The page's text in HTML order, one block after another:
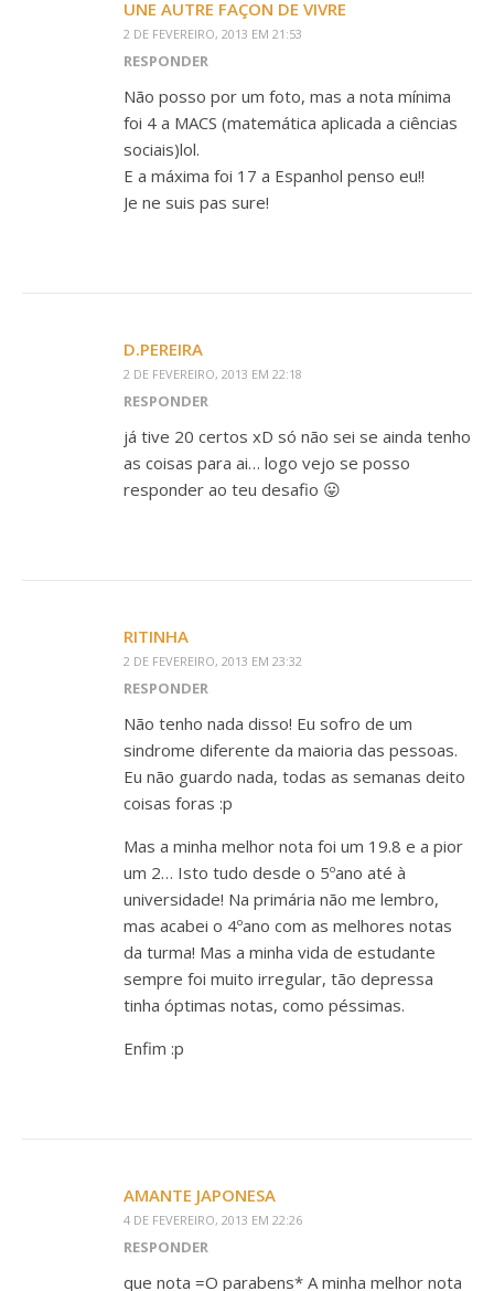
UNE AUTRE FAÇON DE VIVRE
2 DE FEVEREIRO, 2013 EM 21:53
RESPONDER
Não posso por um foto, mas a nota mínima
foi 4 a MACS (matemática aplicada a ciências
sociais)lol.
E a máxima foi 17 a Espanhol penso eu!!
Je ne suis pas sure!
D.PEREIRA
2 DE FEVEREIRO, 2013 EM 22:18
RESPONDER
já tive 20 certos xD só não sei se ainda tenho
as coisas para ai… logo vejo se posso
responder ao teu desafio 😛
RITINHA
2 DE FEVEREIRO, 2013 EM 23:32
RESPONDER
Não tenho nada disso! Eu sofro de um
sindrome diferente da maioria das pessoas.
Eu não guardo nada, todas as semanas deito
coisas foras :p
Mas a minha melhor nota foi um 19.8 e a pior
um 2… Isto tudo desde o 5ºano até à
universidade! Na primária não me lembro,
mas acabei o 4ºano com as melhores notas
da turma! Mas a minha vida de estudante
sempre foi muito irregular, tão depressa
tinha óptimas notas, como péssimas.
Enfim :p
AMANTE JAPONESA
4 DE FEVEREIRO, 2013 EM 22:26
RESPONDER
que nota =O parabens* A minha melhor nota